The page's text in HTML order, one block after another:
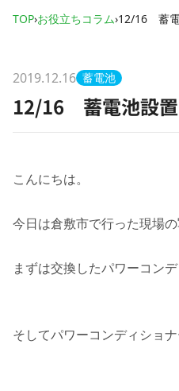
TOP›お役立ちコラム›12/16 蓄電
2019.12.16 蓄電池
12/16 蓄電池設
こんにちは。
今日は倉敷市で行った現場
まずは交換したパワーコン
そしてパワーコンディショナ